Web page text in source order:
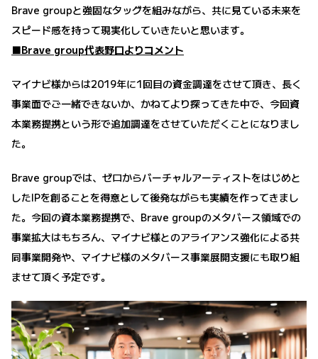
Brave groupと強固なタッグを組みながら、共に見ている未来を
スピード感を持って現実化していきたいと思います。
■Brave group代表野口よりコメント
マイナビ様からは2019年に1回目の資金調達をさせて頂き、長く
事業面でご一緒できないか、かねてより探ってきた中で、今回資
本業務提携という形で追加調達をさせていただくことになりまし
た。
Brave groupでは、ゼロからバーチャルアーティストをはじめと
したIPを創ることを得意として後発ながらも実績を作ってきまし
た。今回の資本業務提携で、Brave groupのメタバース領域での
事業拡大はもちろん、マイナビ様とのアライアンス強化による共
同事業開発や、マイナビ様のメタバース事業展開支援にも取り組
ませて頂く予定です。